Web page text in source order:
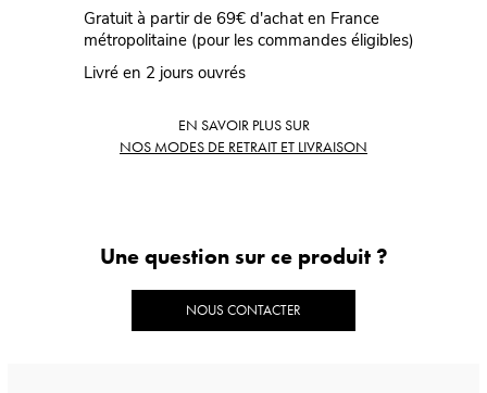
Gratuit à partir de 69€ d'achat en France
métropolitaine (pour les commandes éligibles)
Livré en 2 jours ouvrés
EN SAVOIR PLUS SUR
NOS MODES DE RETRAIT ET LIVRAISON
Une question sur ce produit ?
NOUS CONTACTER